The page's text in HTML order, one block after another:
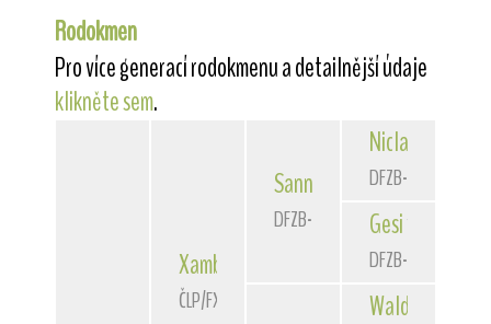
Rodokmen
Pro více generací rodokmenu a detailnější údaje
klikněte sem.
Xambo
ČLP/FXH/29662
Sannio von der
DFZB-93 1588
Niclas
DFZB-90 3172
Gesi
DFZB-91 1307
Waldschrat